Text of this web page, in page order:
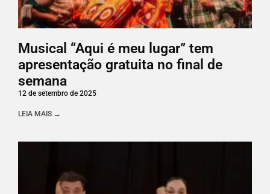
Musical “Aqui é meu lugar” tem
apresentação gratuita no final de
semana
12 de setembro de 2025
LEIA MAIS →